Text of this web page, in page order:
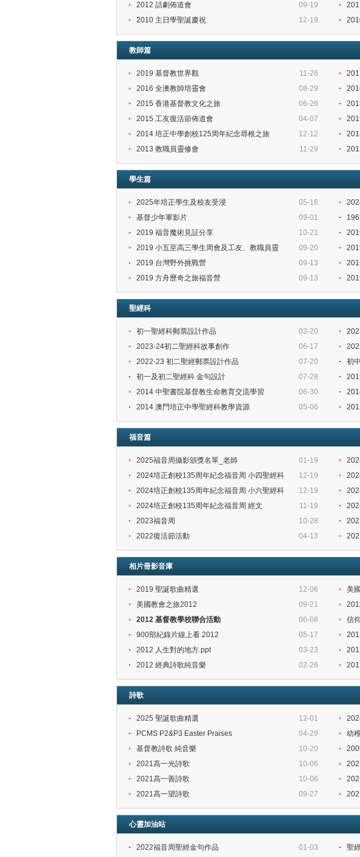
09-19
2012 話劇佈道會
12-19
2010 主日學聖誕慶祝
教師篇
11-26
2019 基督教世界觀
08-29
2016 全澳教師培靈會
06-26
2015 香港基督教文化之旅
04-07
2015 工友復活節佈道會
12-12
2014 培正中學創校125周年紀念尋根之旅
11-29
2013 教職員靈修會
學生篇
05-16
2025年培正學生及校友受浸
09-01
基督少年軍影片
10-21
2019 福音魔術見証分享
09-20
2019 小五至高三學生周會及工友、教職員靈
09-13
2019 台灣野外挑戰營
09-13
2019 方舟歷奇之旅福音營
聖經科
03-20
初一聖經科郵票設計作品
06-17
2023-24初二聖經科故事創作
07-20
2022-23 初二聖經郵票設計作品
初
07-28
初一及初二聖經科 金句設計
06-30
2014 中聖書院基督教生命教育交流學習
05-06
2014 澳門培正中學聖經科教學資源
福音篇
01-19
2025福音周攝影頒獎名單_老師
12-19
2024培正創校135周年紀念福音周 小四聖經科
12-19
2024培正創校135周年紀念福音周 小六聖經科
11-19
2024培正創校135周年紀念福音周 經文
10-28
2023福音周
04-13
2022復活節活動
相片冊影音庫
12-06
2019 聖誕歌曲精選
美
09-21
美國教會之旅2012
06-08
2012 基督教學校聯合活動
信
05-17
900部紀錄片線上看 2012
03-23
2012 人生對的地方.ppt
02-26
2012 經典詩歌純音樂
詩歌
12-01
2025 聖誕歌曲精選
04-29
PCMS P2&P3 Easter Praises
幼
10-20
基督教詩歌 純音樂
10-06
2021高一光詩歌
10-06
2021高一善詩歌
09-27
2021高一望詩歌
心靈加油站
01-03
2022福音周聖經金句作品 聖